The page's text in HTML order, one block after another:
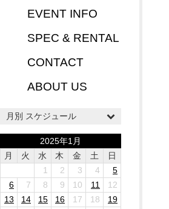
EVENT INFO
SPEC & RENTAL
CONTACT
ABOUT US
月別 スケジュール
2025年1月
月
火 水 木 金 土
日
1
2 3 4
5
6
7 8 9 10 11
12
13
14 15 16 17 18
19